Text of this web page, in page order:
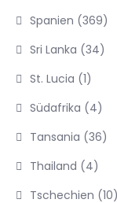
Spanien (369)
Sri Lanka (34)
St. Lucia (1)
Südafrika (4)
Tansania (36)
Thailand (4)
Tschechien (10)